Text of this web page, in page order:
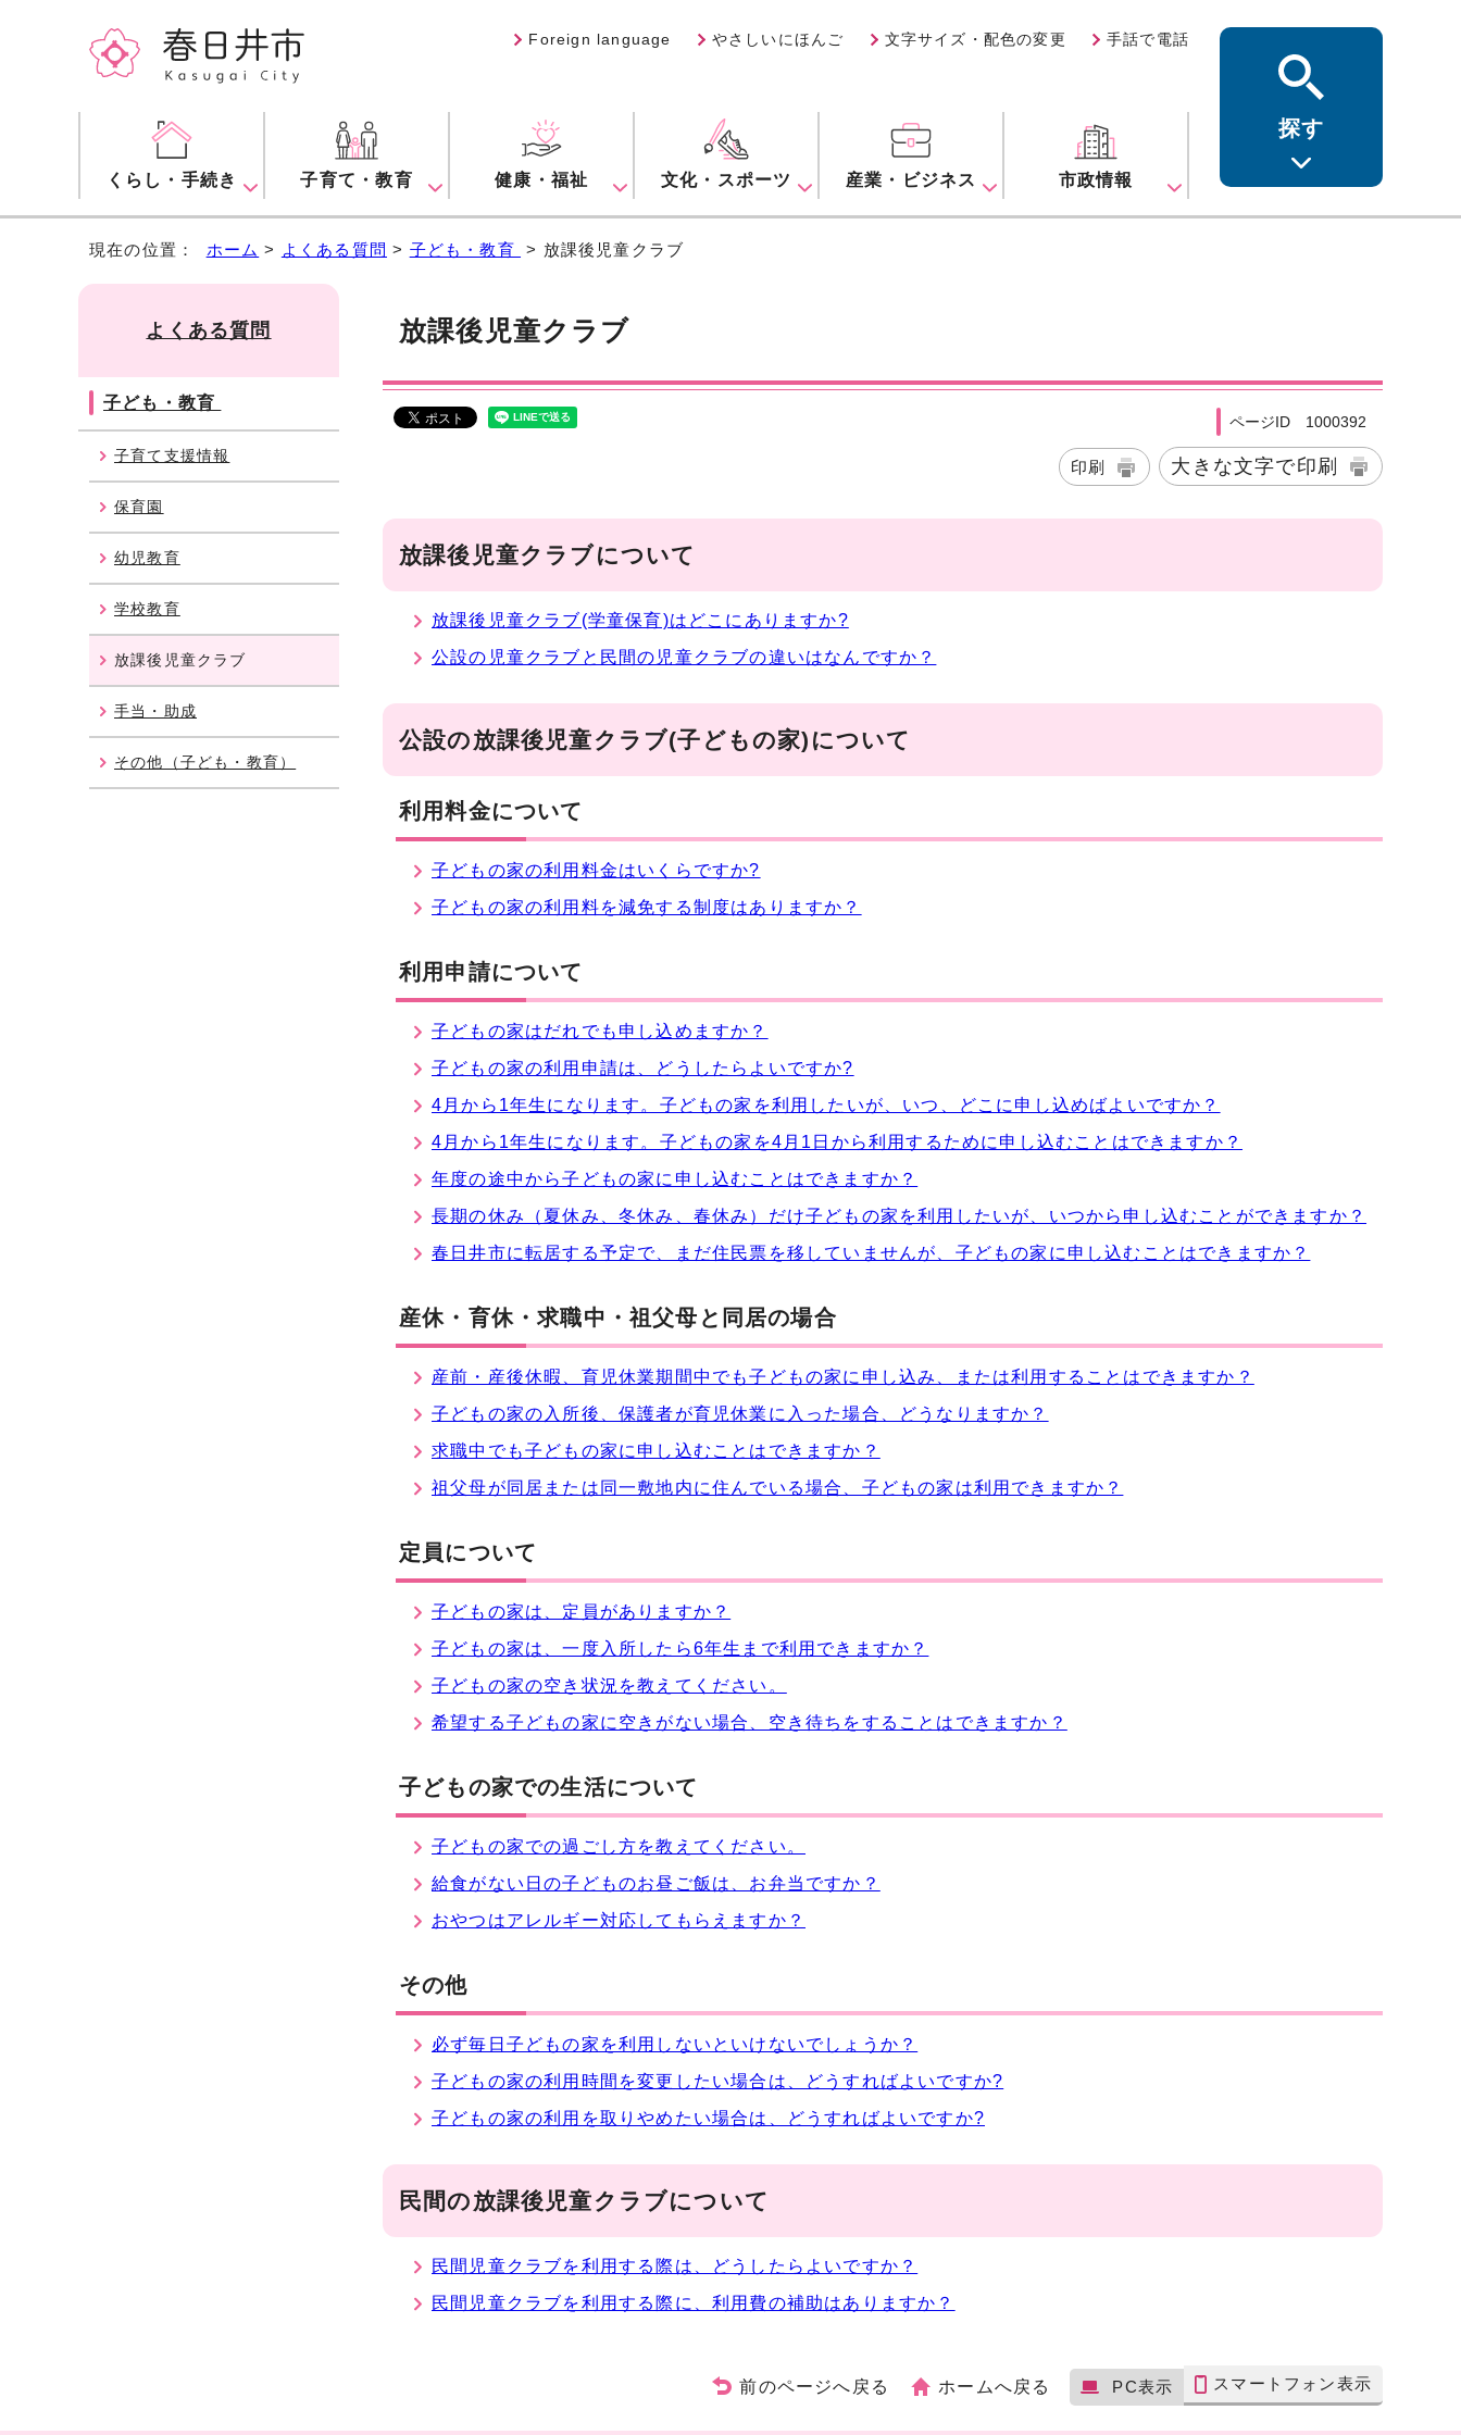
Foreign language やさしいにほんご 文字サイズ・配色の変更 手話で電話
くらし・手続き 子育て・教育 健康・福祉 文化・スポーツ 産業・ビジネス 市政情報
探す
現在の位置： ホーム > よくある質問 > 子ども・教育 > 放課後児童クラブ
放課後児童クラブ
ページID 1000392
印刷 大きな文字で印刷
放課後児童クラブについて
放課後児童クラブ(学童保育)はどこにありますか?
公設の児童クラブと民間の児童クラブの違いはなんですか？
公設の放課後児童クラブ(子どもの家)について
利用料金について
子どもの家の利用料金はいくらですか?
子どもの家の利用料を減免する制度はありますか？
利用申請について
子どもの家はだれでも申し込めますか？
子どもの家の利用申請は、どうしたらよいですか?
4月から1年生になります。子どもの家を利用したいが、いつ、どこに申し込めばよいですか？
4月から1年生になります。子どもの家を4月1日から利用するために申し込むことはできますか？
年度の途中から子どもの家に申し込むことはできますか？
長期の休み（夏休み、冬休み、春休み）だけ子どもの家を利用したいが、いつから申し込むことができますか？
春日井市に転居する予定で、まだ住民票を移していませんが、子どもの家に申し込むことはできますか？
産休・育休・求職中・祖父母と同居の場合
産前・産後休暇、育児休業期間中でも子どもの家に申し込み、または利用することはできますか？
子どもの家の入所後、保護者が育児休業に入った場合、どうなりますか？
求職中でも子どもの家に申し込むことはできますか？
祖父母が同居または同一敷地内に住んでいる場合、子どもの家は利用できますか？
定員について
子どもの家は、定員がありますか？
子どもの家は、一度入所したら6年生まで利用できますか？
子どもの家の空き状況を教えてください。
希望する子どもの家に空きがない場合、空き待ちをすることはできますか？
子どもの家での生活について
子どもの家での過ごし方を教えてください。
給食がない日の子どものお昼ご飯は、お弁当ですか？
おやつはアレルギー対応してもらえますか？
その他
必ず毎日子どもの家を利用しないといけないでしょうか？
子どもの家の利用時間を変更したい場合は、どうすればよいですか?
子どもの家の利用を取りやめたい場合は、どうすればよいですか?
民間の放課後児童クラブについて
民間児童クラブを利用する際は、どうしたらよいですか？
民間児童クラブを利用する際に、利用費の補助はありますか？
よくある質問
子ども・教育
子育て支援情報
保育園
幼児教育
学校教育
放課後児童クラブ
手当・助成
その他（子ども・教育）
前のページへ戻る ホームへ戻る PC表示 スマートフォン表示